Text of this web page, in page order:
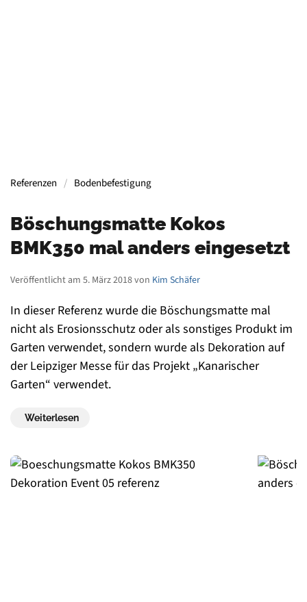
Referenzen Bodenbefestigung
Böschungsmatte Kokos
BMK350 mal anders eingesetzt
Veröffentlicht am 5. März 2018 von Kim Schäfer
In dieser Referenz wurde die Böschungsmatte mal
nicht als Erosionsschutz oder als sonstiges Produkt im
Garten verwendet, sondern wurde als Dekoration auf
der Leipziger Messe für das Projekt „Kanarischer
Garten“ verwendet.
Weiterlesen